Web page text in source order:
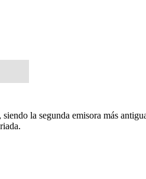
la segunda emisora más